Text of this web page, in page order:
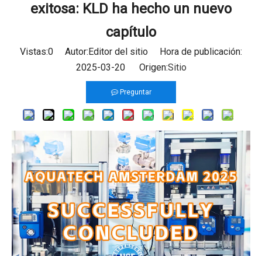
exitosa: KLD ha hecho un nuevo
capítulo
Vistas:0 Autor:Editor del sitio Hora de publicación:
2025-03-20 Origen:Sitio
Preguntar